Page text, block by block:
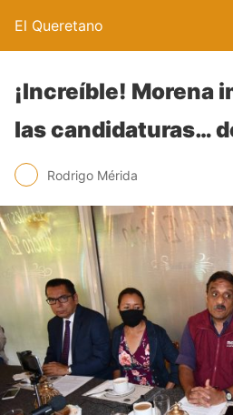
El Queretano
¡Increíble! Morena
las candidaturas…
Rodrigo Mérida